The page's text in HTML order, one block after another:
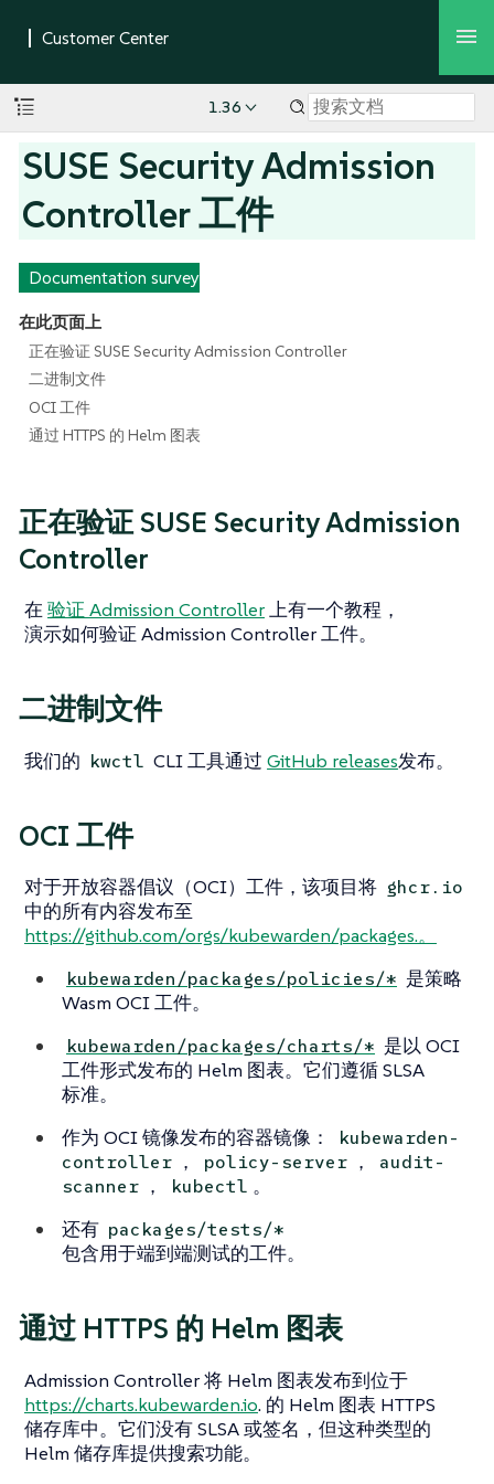
1.36
SUSE Security Admission
Controller 工件
Documentation survey
在此页面上
正在验证 SUSE Security Admission Controller
二进制文件
OCI 工件
通过 HTTPS 的 Helm 图表
正在验证 SUSE Security Admission
Controller
在验证 Admission Controller上有一个教程，
演示如何验证 Admission Controller 工件。
二进制文件
我们的 kwctl CLI 工具通过GitHub releases发布。
OCI 工件
对于开放容器倡议（OCI）工件，该项目将 ghcr.io
中的所有内容发布至
https://github.com/orgs/kubewarden/packages.。
kubewarden/packages/policies/* 是策略
Wasm OCI 工件。
kubewarden/packages/charts/* 是以 OCI
工件形式发布的 Helm 图表。它们遵循 SLSA
标准。
作为 OCI 镜像发布的容器镜像：
kubewarden-
controller ， policy-server ，
audit-
scanner ， kubectl 。
还有 packages/tests/*
包含用于端到端测试的工件。
通过 HTTPS 的 Helm 图表
Admission Controller 将 Helm 图表发布到位于
https://charts.kubewarden.io. 的 Helm 图表 HTTPS
储存库中。它们没有 SLSA 或签名，但这种类型的
Helm 储存库提供搜索功能。